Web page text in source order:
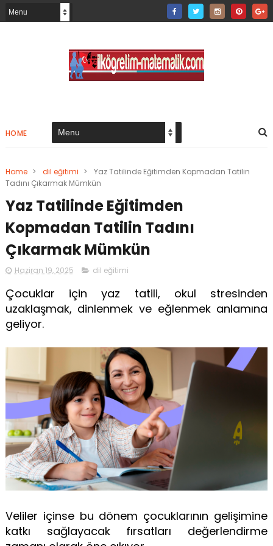
HOME
Home > dil eğitimi >
Yaz Tatilinde Eğitimden Kopmadan Tatilin
Tadını Çıkarmak Mümkün
Yaz Tatilinde Eğitimden
Kopmadan Tatilin Tadını
Çıkarmak Mümkün
Haziran 19, 2025 dil eğitimi
Çocuklar için yaz tatili, okul stresinden
uzaklaşmak, dinlenmek ve eğlenmek anlamına
geliyor.
Veliler içinse bu dönem çocuklarının gelişimine
katkı sağlayacak fırsatları değerlendirme